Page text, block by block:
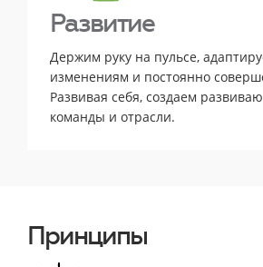
Развитие
Держим руку на пульсе,
изменениям и постоянно
Развивая себя, создаем
команды и отрасли.
Принципы